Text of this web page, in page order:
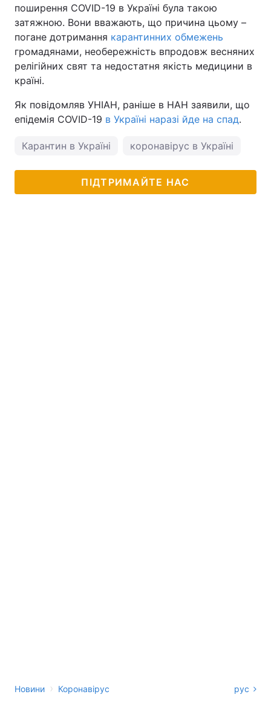
поширення COVID-19 в Україні була такою
затяжною. Вони вважають, що причина цьому –
погане дотримання карантинних обмежень
громадянами, необережність впродовж весняних
релігійних свят та недостатня якість медицини в
країні.
Як повідомляв УНІАН, раніше в НАН заявили, що
епідемія COVID-19 в Україні наразі йде на спад.
Карантин в Україні коронавірус в Україні
ПІДТРИМАЙТЕ НАС
Новини › Коронавірус рус